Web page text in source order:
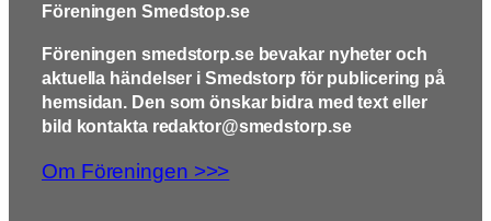
Föreningen Smedstop.se
Föreningen smedstorp.se bevakar nyheter och
aktuella händelser i Smedstorp för publicering på
hemsidan. Den som önskar bidra med text eller
bild kontakta redaktor@smedstorp.se
Om Föreningen >>>